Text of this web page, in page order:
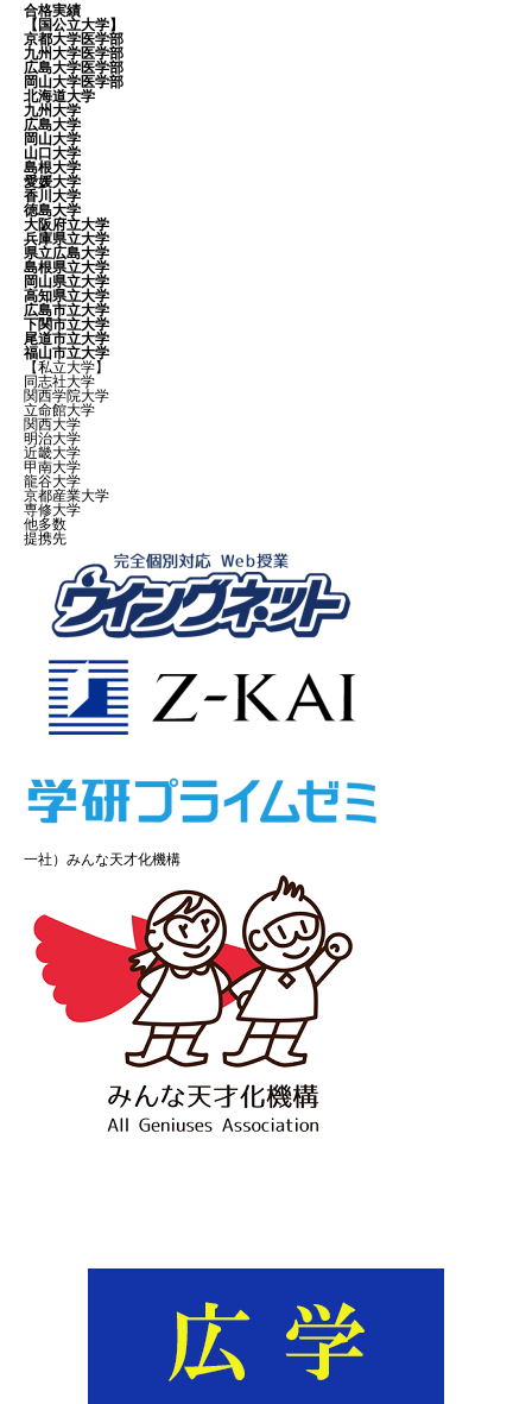
合格実績
【国公立大学】
京都大学医学部
九州大学医学部
広島大学医学部
岡山大学医学部
北海道大学
九州大学
広島大学
岡山大学
山口大学
島根大学
愛媛大学
香川大学
徳島大学
大阪府立大学
兵庫県立大学
県立広島大学
島根県立大学
岡山県立大学
高知県立大学
広島市立大学
下関市立大学
尾道市立大学
福山市立大学
【私立大学】
同志社大学
関西学院大学
立命館大学
関西大学
明治大学
近畿大学
甲南大学
龍谷大学
京都産業大学
専修大学
他多数
提携先
一社）みんな天才化機構